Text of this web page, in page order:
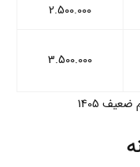
2.500.000
3.500.000
1405